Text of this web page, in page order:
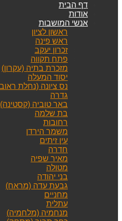
דף הבית
אודות
אנשי המושבות
ראשון לציון
ראש פינה
זכרון יעקב
פתח תקווה
מזכרת בתיה (עקרון)
יסוד המעלה
נס ציונה (נחלת
גדרה
באר טוביה (קסטינה)
בת שלמה
רחובות
משמר הירדן
עין זיתים
חדרה
מאיר שפיה
מטולה
בני יהודה
גבעת עדה (מראח)
מחניים
עתלית
מנחמיה (מלחמיה)